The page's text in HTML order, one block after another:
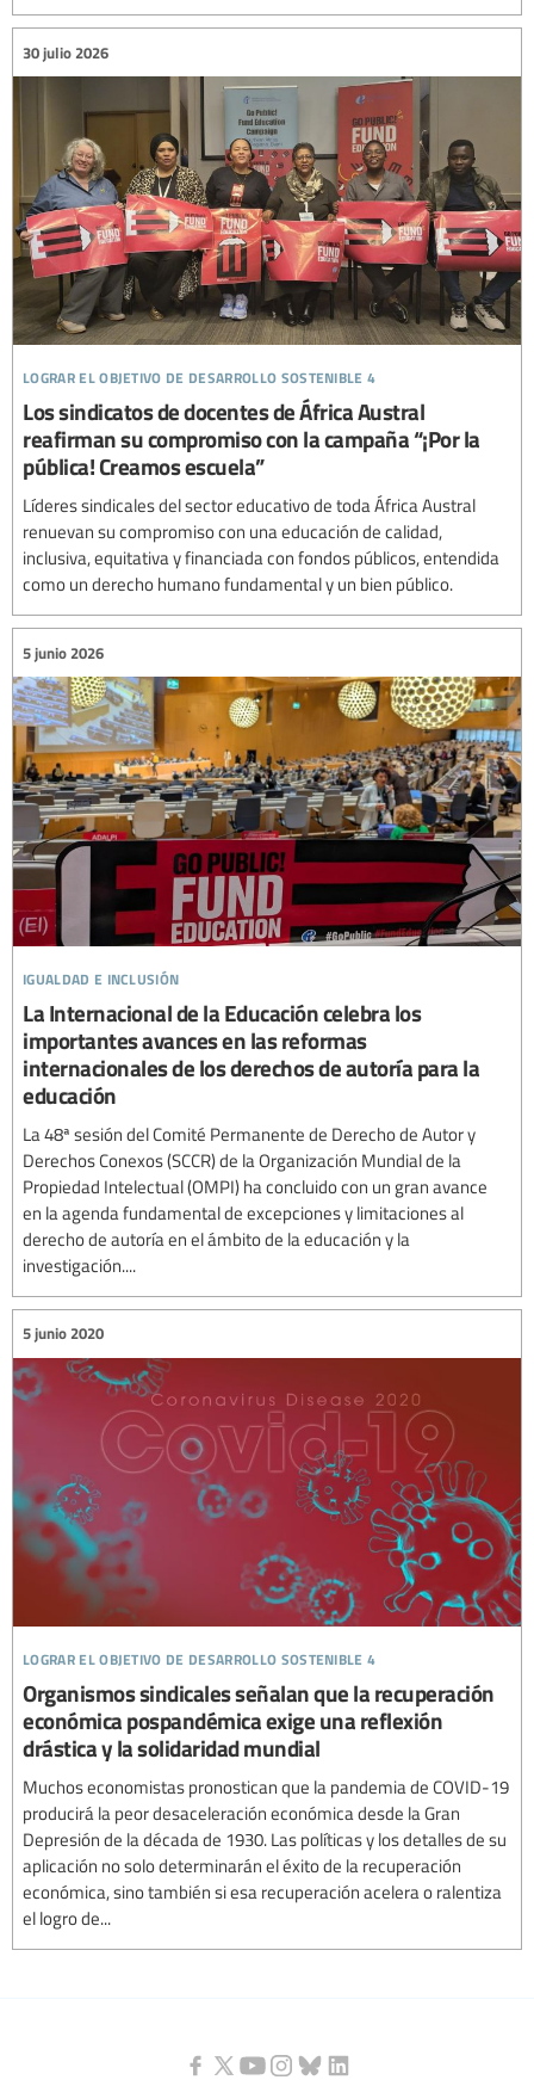
lograr el objetivo de desarrollo sostenible 4
30 julio 2026
Los sindicatos de docentes de África Austral
reafirman su compromiso con la campaña “¡Por la
pública! Creamos escuela”
Líderes sindicales del sector educativo de toda África Austral
renuevan su compromiso con una educación de calidad,
inclusiva, equitativa y financiada con fondos públicos, entendida
como un derecho humano fundamental y un bien público.
igualdad e inclusión
5 junio 2026
La Internacional de la Educación celebra los
importantes avances en las reformas
internacionales de los derechos de autoría para la
educación
La 48ª sesión del Comité Permanente de Derecho de Autor y
Derechos Conexos (SCCR) de la Organización Mundial de la
Propiedad Intelectual (OMPI) ha concluido con un gran avance
en la agenda fundamental de excepciones y limitaciones al
derecho de autoría en el ámbito de la educación y la
investigación....
lograr el objetivo de desarrollo sostenible 4
5 junio 2020
Organismos sindicales señalan que la recuperación
económica pospandémica exige una reflexión
drástica y la solidaridad mundial
Muchos economistas pronostican que la pandemia de COVID-19
producirá la peor desaceleración económica desde la Gran
Depresión de la década de 1930. Las políticas y los detalles de su
aplicación no solo determinarán el éxito de la recuperación
económica, sino también si esa recuperación acelera o ralentiza
el logro de...